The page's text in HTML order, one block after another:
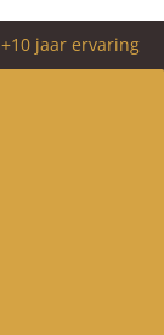
+10 jaar ervaring